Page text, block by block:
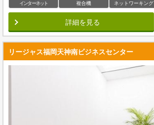
インターネット 複合機 ネットワーキング
詳細を見る
リージャス福岡天神南ビジネスセンター